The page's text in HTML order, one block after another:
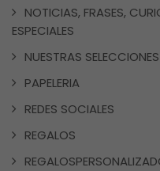
NOTICIAS, FRASES,
ESPECIALES
NUESTRAS
PAPELERIA
REDES SOCIALES
REGALOS